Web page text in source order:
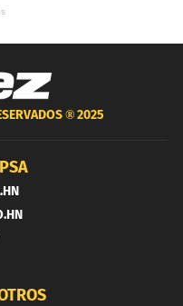
®2025